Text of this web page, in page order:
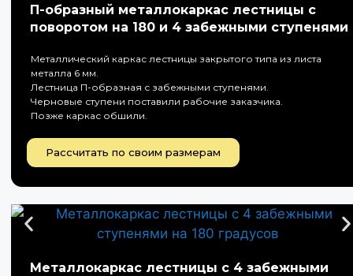
П-образный металлокаркас лестницы с
поворотом на 180 и 4 забежными ступенями
Металлический каркас лестницы закрытого типа из листа
металла 6 мм.
Лестница П-образная с забежными ступенями.
Черновые ступени поставили рабочие заказчика.
Позже каркас обшили.
Рассчитать по своим размерам
Металлокаркас лестницы с 4 забежными